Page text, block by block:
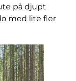
på djupt
med lite fler